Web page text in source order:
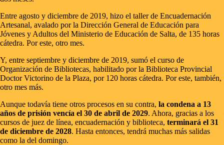
Entre agosto y diciembre de 2019, hizo el taller de Encuadernación
Artesanal, avalado por la Dirección General de Educación para
Jóvenes y Adultos del Ministerio de Educación de Salta, de 135 horas
cátedra. Por este, otro mes.
Y, entre septiembre y diciembre de 2019, sumó el curso de
Organización de Bibliotecas, habilitado por la Biblioteca Provincial
Doctor Victorino de la Plaza, por 120 horas cátedra. Por este, también,
otro mes más.
Aunque todavía tiene otros procesos en su contra, la condena a 13
años de prisión vencía el 30 de abril de 2029. Ahora, gracias a los
cursos de juez de línea, encuadernación y biblioteca, terminará el 31
de diciembre de 2028. Hasta entonces, tendrá muchas más salidas
como la del domingo.